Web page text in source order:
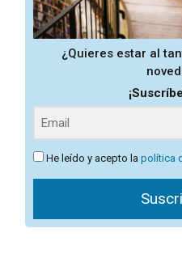
¿Quieres estar al
He leído y acepto lapolítica